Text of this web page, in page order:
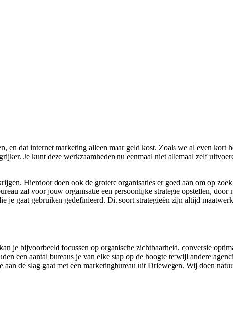
en dat internet marketing alleen maar geld kost. Zoals we al even kort
Je kunt deze werkzaamheden nu eenmaal niet allemaal zelf
Hierdoor doen ook de grotere organisaties er goed aan om op
zal voor jouw organisatie een persoonlijke strategie opstellen, door
je gaat gebruiken gedefinieerd. Dit soort strategieën zijn altijd
je bijvoorbeeld focussen op organische zichtbaarheid, conversie
een aantal bureaus je van elke stap op de hoogte terwijl andere
de slag gaat met een marketingbureau uit Driewegen. Wij doen